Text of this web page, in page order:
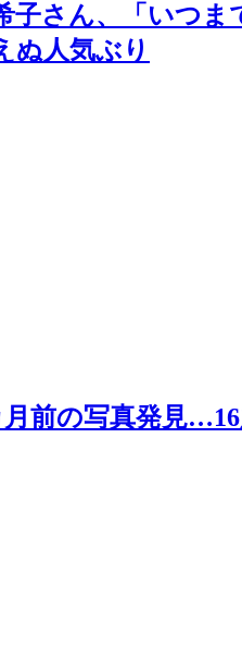
子さん、「いつ
ぬ人気ぶり
前の写真発見